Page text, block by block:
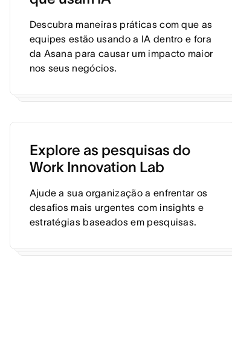
Descubra maneiras práticas com que as
equipes estão usando a IA dentro e fora
da Asana para causar um impacto maior
nos seus negócios.
Explore as pesquisas do
Work Innovation Lab
Ajude a sua organização a enfrentar os
desafios mais urgentes com insights e
estratégias baseados em pesquisas.